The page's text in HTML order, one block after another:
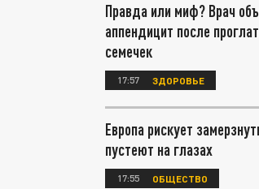
Правда или миф? Врач
аппендицит после
семечек
17:57 ЗДОРОВЬЕ
Европа рискует
пустеют на глазах
17:55 ОБЩЕСТВО